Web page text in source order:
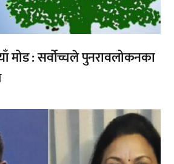
मोड : सर्वोच्चले पुनरावलोकनका